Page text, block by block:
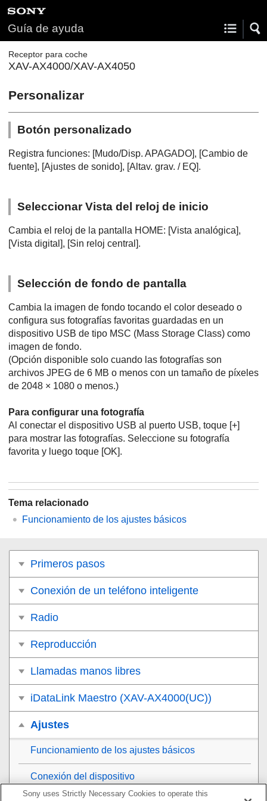
Guía de ayuda
Receptor para coche
XAV-AX4000/XAV-AX4050
Personalizar
Botón personalizado
Registra funciones: [Mudo/Disp. APAGADO], [Cambio de
fuente], [Ajustes de sonido], [Altav. grav. / EQ].
Seleccionar Vista del reloj de inicio
Cambia el reloj de la pantalla HOME: [Vista analógica],
[Vista digital ], [Sin reloj central ].
Selección de fondo de pantalla
Cambia la imagen de fondo tocando el color deseado o
configura sus fotografías favoritas guardadas en un
dispositivo USB de tipo MSC (Mass Storage Class) como
imagen de fondo.
(Opción disponible solo cuando las fotografías son
archivos JPEG de 6 MB o menos con un tamaño de píxeles
de 2048 × 1080 o menos.)
Para configurar una fotografía
Al conectar el dispositivo USB al puerto USB, toque [+]
para mostrar las fotografías. Seleccione su fotografía
favorita y luego toque [OK].
Tema relacionado
Funcionamiento de los ajustes básicos
Primeros pasos
Conexión de un teléfono inteligente
Radio
Reproducción
Llamadas manos libres
iDataLink Maestro (XAV-AX4000(UC))
Ajustes
Funcionamiento de los ajustes básicos
Conexión del dispositivo
Sony uses Strictly Necessary Cookies to operate this